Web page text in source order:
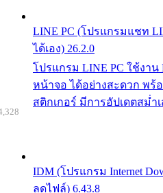
LINE PC (โปรแกรมแชท
ได้เอง) 26.2.0
โปรแกรม LINE PC ใช้งา
หน้าจอ ได้อย่างสะดวก พร้
สติกเกอร์ มีการอัปเดตสม่ำ
IDM (โปรแกรม Internet
ลดไฟล์) 6.43.8